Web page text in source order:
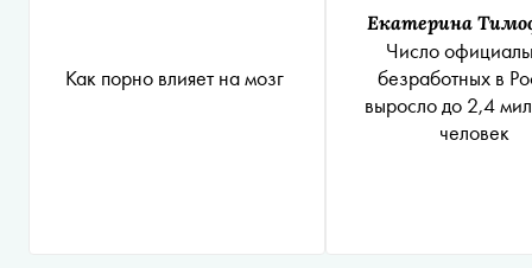
Как порно влияет на мозг
Екатерина
Число
безработных в
выросло до 2,4
человек